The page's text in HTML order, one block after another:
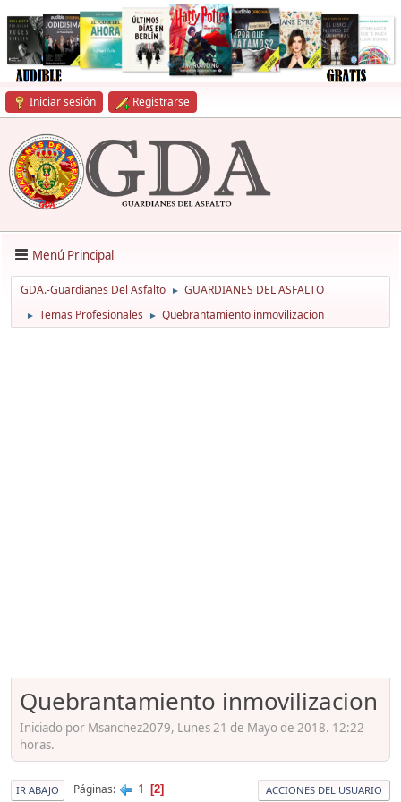
Iniciar sesión Registrarse
Menú Principal
GDA.-Guardianes Del Asfalto ► GUARDIANES DEL ASFALTO
► Temas Profesionales ► Quebrantamiento inmovilizacion
Quebrantamiento inmovilizacion
Iniciado por Msanchez2079, Lunes 21 de Mayo de 2018. 12:22
horas.
IR ABAJO Páginas 1 2 ACCIONES DEL USUARIO